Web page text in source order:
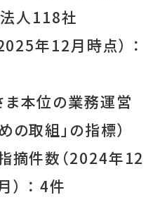
人118社
年12月時点） ：
ま本位の業務運営
の取組」の指標）
摘件数（2024年12
： 4件